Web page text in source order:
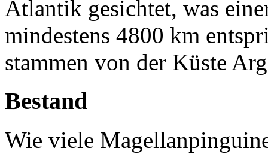
Atlantik gesichtet, was
mindestens 4800 km
stammen von der Küste
Bestand
Wie viele